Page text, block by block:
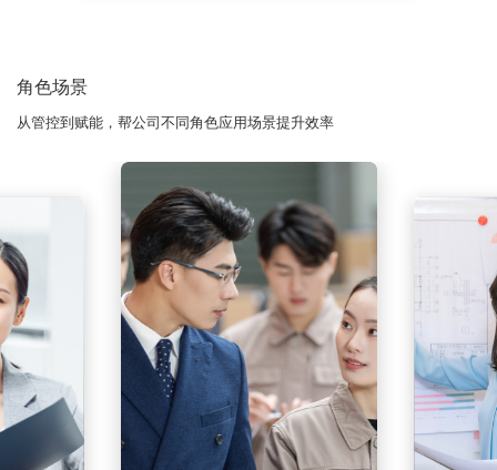
角色场景
从管控到赋能，帮公司不同角色应用场景提升效率